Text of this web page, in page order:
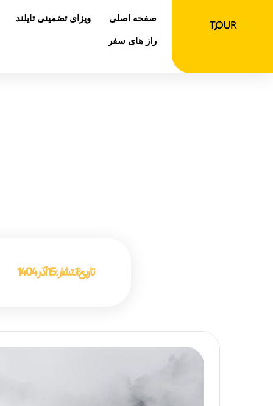
صفحه اصلی
ویزای تضمینی تایلند
راز های سفر
تاریخ انتشار :15 آذر 1404